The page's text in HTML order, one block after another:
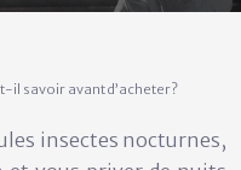
il savoir avant d’acheter?
insectes nocturnes,